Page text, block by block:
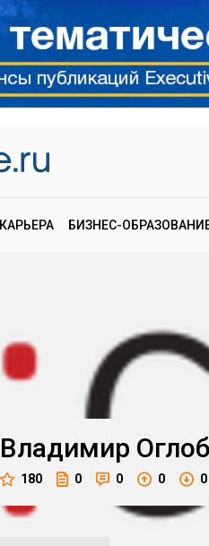
КАРЬЕРА БИЗНЕС-
Владимир
180 0 0 0 0